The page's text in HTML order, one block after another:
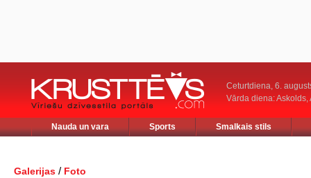
Ceturtdiena, 6.
Vārda diena: Askolds,
Nauda un vara Sports Smalkais stils
Galerijas / Foto